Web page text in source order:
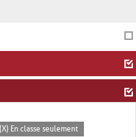
(X) En classe seulement